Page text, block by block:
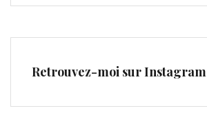
Retrouvez-moi sur Instagram